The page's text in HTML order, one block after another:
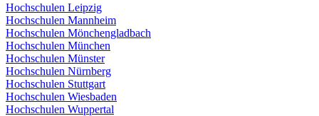
Hochschulen Leipzig
Hochschulen Mannheim
Hochschulen Mönchengladbach
Hochschulen München
Hochschulen Münster
Hochschulen Nürnberg
Hochschulen Stuttgart
Hochschulen Wiesbaden
Hochschulen Wuppertal